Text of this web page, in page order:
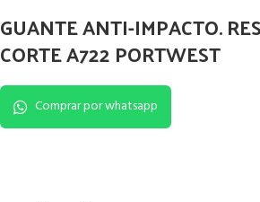
GUANTE ANTI-IMPACTO.
CORTE A722 PORTWEST
Comprar por whatsapp